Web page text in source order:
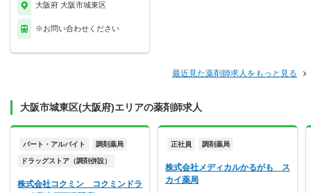
大阪府 大阪市城東区
※お問い合わせください
最近見た薬剤師求人をもっと見る
大阪市城東区(大阪府)エリアの薬剤師求人
パート・アルバイト 調剤薬局
ドラッグストア（調剤併設）
株式会社コクミン コクミンドラ
正社員 調剤薬局
株式会社メディカルかるがも ス
カイ薬局